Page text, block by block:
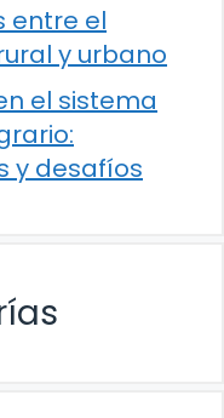
entre el
y urbano
el sistema
y desafíos